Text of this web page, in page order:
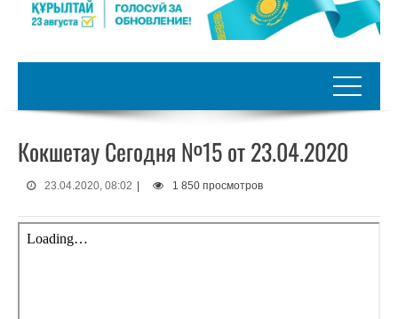
Кокшетау Сегодня №15 от 23.04.2020
23.04.2020, 08:02 1 850 просмотров